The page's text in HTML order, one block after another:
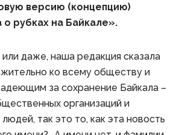
версию (концепцию)
о рубках на Байкале».
даже, наша редакция сказала
ко всему обществу и
за сохранение Байкала –
организаций и
так это то, как эта новость